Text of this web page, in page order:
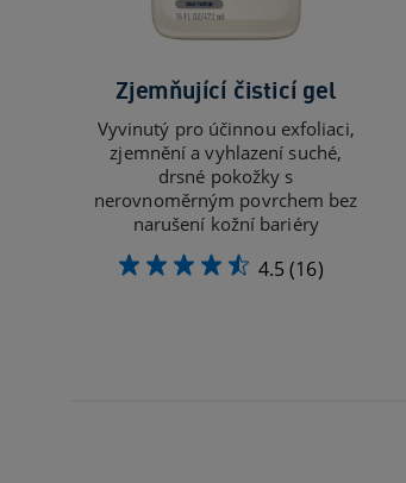
Zjemňující čisticí gel
Vyvinutý pro účinnou exfoliaci,
zjemnění a vyhlazení suché,
drsné pokožky s
nerovnoměrným povrchem bez
narušení kožní bariéry
4.5(16)